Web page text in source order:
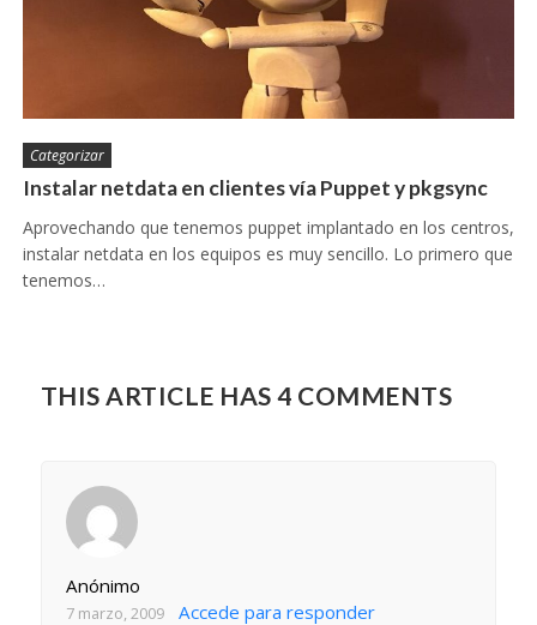
Categorizar
Instalar netdata en clientes vía Puppet y pkgsync
Aprovechando que tenemos puppet implantado en los centros,
instalar netdata en los equipos es muy sencillo. Lo primero que
tenemos…
THIS ARTICLE HAS 4 COMMENTS
Anónimo
7 marzo, 2009
Accede para responder